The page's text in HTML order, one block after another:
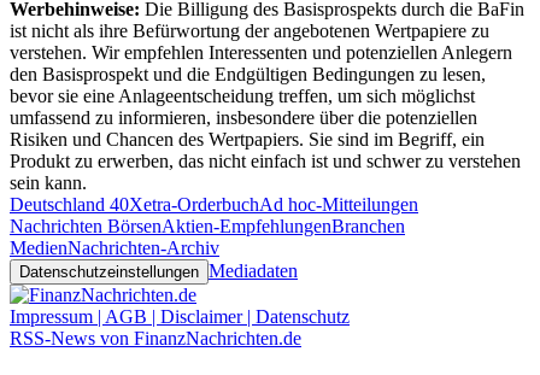
Werbehinweise: Die Billigung des Basisprospekts durch die BaFin
ist nicht als ihre Befürwortung der angebotenen Wertpapiere zu
verstehen. Wir empfehlen Interessenten und potenziellen Anlegern
den Basisprospekt und die Endgültigen Bedingungen zu lesen,
bevor sie eine Anlageentscheidung treffen, um sich möglichst
umfassend zu informieren, insbesondere über die potenziellen
Risiken und Chancen des Wertpapiers. Sie sind im Begriff, ein
Produkt zu erwerben, das nicht einfach ist und schwer zu verstehen
sein kann.
Deutschland 40Xetra-OrderbuchAd hoc-Mitteilungen
Nachrichten BörsenAktien-EmpfehlungenBranchen
MedienNachrichten-Archiv
Datenschutzeinstellungen Mediadaten
Impressum | AGB | Disclaimer | Datenschutz
RSS-News von FinanzNachrichten.de